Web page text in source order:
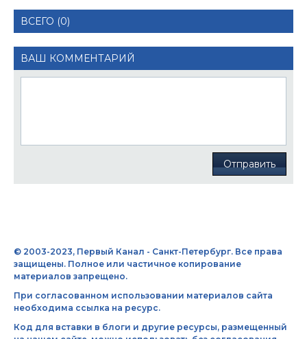
ВСЕГО (0)
ВАШ КОММЕНТАРИЙ
Отправить
© 2003-2023, Первый Канал - Санкт-Петербург. Все права
защищены. Полное или частичное копирование
материалов запрещено.
При согласованном использовании материалов сайта
необходима ссылка на ресурс.
Код для вставки в блоги и другие ресурсы, размещенный